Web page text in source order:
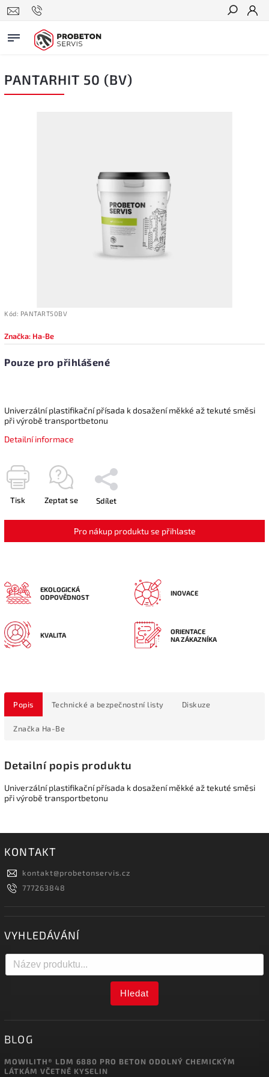
PANTARHIT 50 (BV)
Kód: PANTART50BV
Značka: Ha-Be
Pouze pro přihlášené
Univerzální plastifikační přísada k dosažení měkké až tekuté směsi
při výrobě transportbetonu
Detailní informace
Tisk Zeptat se Sdílet
EKOLOGICKÁ
ODPOVĚDNOST
INOVACE
KVALITA
ORIENTACE
NA ZÁKAZNÍKA
Popis Technické a bezpečnostní listy Diskuze
Značka Ha-Be
Detailní popis produktu
Univerzální plastifikační přísada k dosažení měkké až tekuté směsi
při výrobě transportbetonu
KONTAKT
kontakt@probetonservis.cz
777263848
VYHLEDÁVÁNÍ
Hledat
BLOG
MOWILITH® LDM 6880 PRO BETON ODOLNÝ CHEMICKÝM
LÁTKÁM VČETNĚ KYSELIN